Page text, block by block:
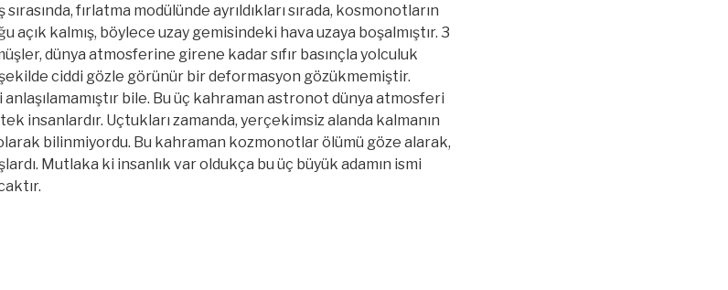
fırlatma modülünde ayrıldıkları sırada, kosmonotların
açık kalmış, böylece uzay gemisindeki hava uzaya boşalmıştır. 3
dünya atmosferine girene kadar sıfır basınçla yolculuk
şekilde ciddi gözle görünür bir deformasyon gözükmemiştir.
bile. Bu üç kahraman astronot dünya atmosferi
insanlardır. Uçtukları zamanda, yerçekimsiz alanda kalmanın
bilinmiyordu. Bu kahraman kozmonotlar ölümü göze alarak,
Mutlaka ki insanlık var oldukça bu üç büyük adamın ismi